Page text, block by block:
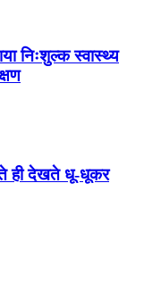
निःशुल्क स्वास्थ्य
ही देखते धू-धूकर